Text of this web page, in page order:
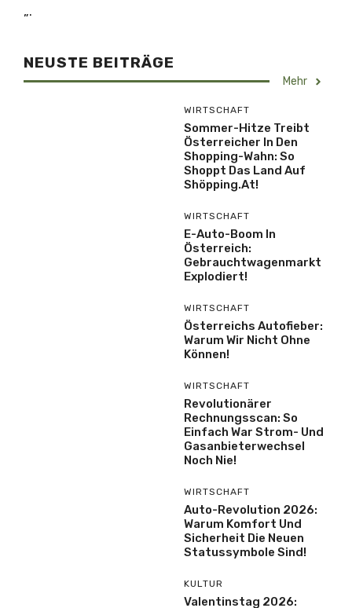
„.
NEUSTE BEITRÄGE
Mehr
WIRTSCHAFT
Sommer-Hitze Treibt
Österreicher In Den
Shopping-Wahn: So
Shoppt Das Land Auf
Shöpping.at!
WIRTSCHAFT
E-Auto-Boom In
Österreich:
Gebrauchtwagenmarkt
Explodiert!
WIRTSCHAFT
Österreichs Autofieber:
Warum Wir Nicht Ohne
Können!
WIRTSCHAFT
Revolutionärer
Rechnungsscan: So
Einfach War Strom- Und
Gasanbieterwechsel
Noch Nie!
WIRTSCHAFT
Auto-Revolution 2026:
Warum Komfort Und
Sicherheit Die Neuen
Statussymbole Sind!
KULTUR
Valentinstag 2026: